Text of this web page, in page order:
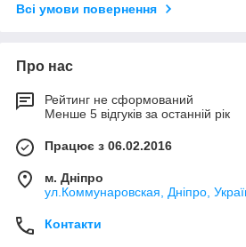
Всі умови повернення
Про нас
Рейтинг не сформований
Менше 5 відгуків за останній рік
Працює з 06.02.2016
м. Дніпро
ул.Коммунаровская, Дніпро,
Контакти